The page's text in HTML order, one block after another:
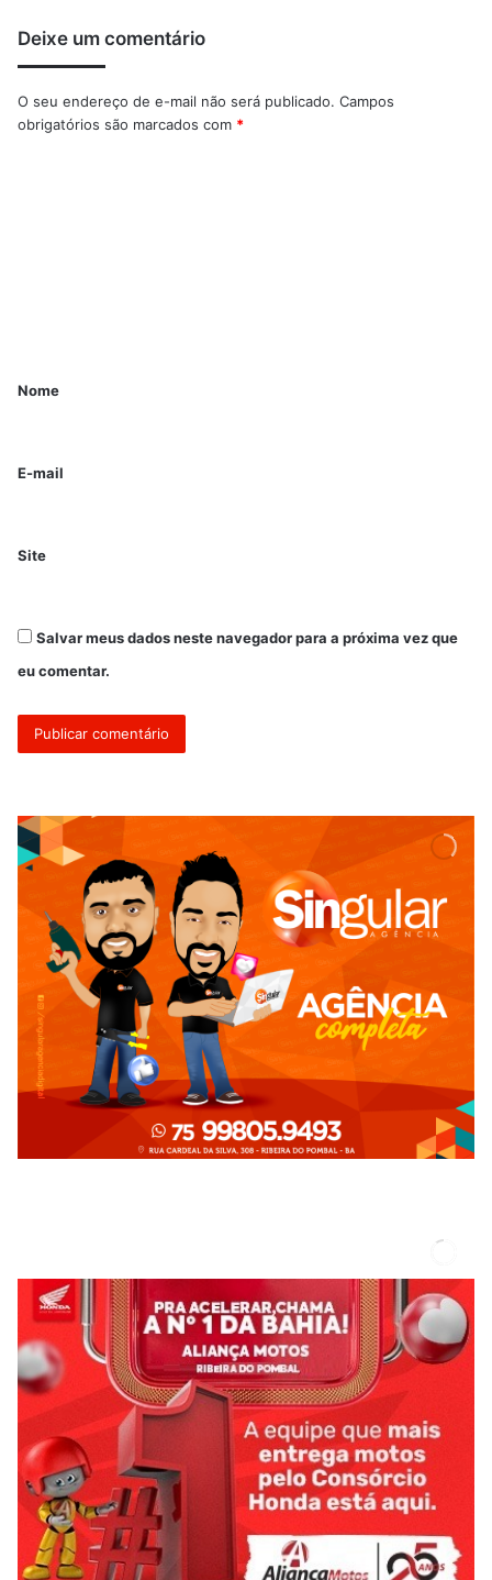
Deixe um comentário
O seu endereço de e-mail não será publicado. Campos
obrigatórios são marcados com *
Nome
E-mail
Site
Salvar meus dados neste navegador para a próxima vez que
eu comentar.